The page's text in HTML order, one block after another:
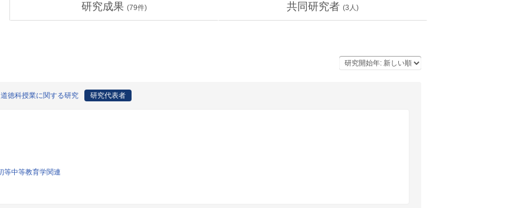
研究成果 (79件) 共同研究者 (3 人)
徳科授業に関する研究 研究代表者
等中等教育学関連